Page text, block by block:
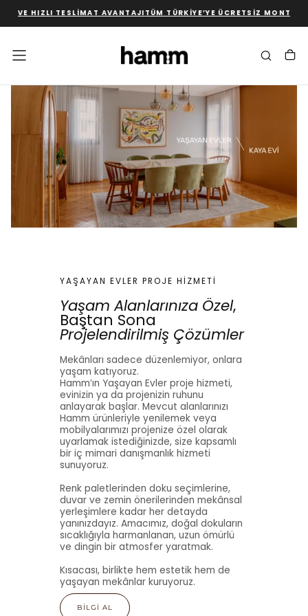
İÇERIĞE
GEÇ
AVANTAJITÜM TÜRKIYE’YE ÜCRETSIZ MONTAJ VE KURULUM
YAŞAYAN EVLER PROJE HIZMETI
Yaşam Alanlarınıza Özel,
Baştan Sona
Projelendirilmiş Çözümler
Mekânları sadece düzenlemiyor, onlara
yaşam katıyoruz.
Hamm’ın Yaşayan Evler proje hizmeti,
evinizin ya da projenizin ruhunu
anlayarak başlar. Mevcut alanlarınızı
Hamm ürünleriyle yenilemek veya
mobilyalarımızı projenize özel olarak
uyarlamak istediğinizde, size kapsamlı
bir iç mimari danışmanlık hizmeti
sunuyoruz.
Renk paletlerinden doku seçimlerine,
duvar ve zemin önerilerinden mekânsal
yerleşimlere kadar her detayda
yanınızdayız. Amacımız, doğal dokuların
sıcaklığıyla harmanlanan, uzun ömürlü
ve dingin bir atmosfer yaratmak.
Kısacası, birlikte hem estetik hem de
yaşayan mekânlar kuruyoruz.
BILGI AL